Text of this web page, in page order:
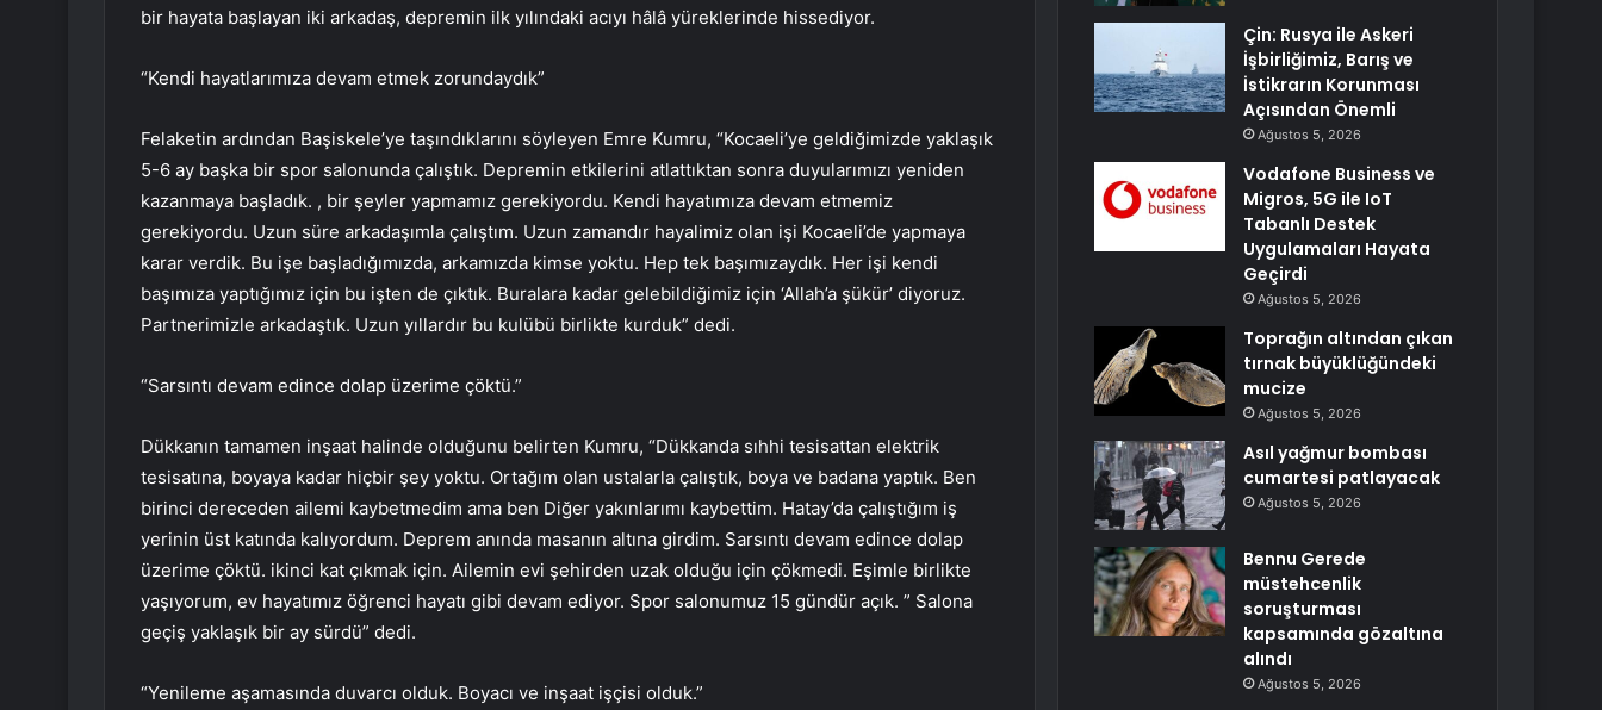
bir hayata başlayan iki arkadaş, depremin ilk yılındaki acıyı hâlâ yüreklerinde hissediyor.
“Kendi hayatlarımıza devam etmek zorundaydık”
Felaketin ardından Başiskele’ye taşındıklarını söyleyen Emre Kumru, “Kocaeli’ye geldiğimizde yaklaşık
5-6 ay başka bir spor salonunda çalıştık. Depremin etkilerini atlattıktan sonra duyularımızı yeniden
kazanmaya başladık. , bir şeyler yapmamız gerekiyordu. Kendi hayatımıza devam etmemiz
gerekiyordu. Uzun süre arkadaşımla çalıştım. Uzun zamandır hayalimiz olan işi Kocaeli’de yapmaya
karar verdik. Bu işe başladığımızda, arkamızda kimse yoktu. Hep tek başımızaydık. Her işi kendi
başımıza yaptığımız için bu işten de çıktık. Buralara kadar gelebildiğimiz için ‘Allah’a şükür’ diyoruz.
Partnerimizle arkadaştık. Uzun yıllardır bu kulübü birlikte kurduk” dedi.
“Sarsıntı devam edince dolap üzerime çöktü.”
Dükkanın tamamen inşaat halinde olduğunu belirten Kumru, “Dükkanda sıhhi tesisattan elektrik
tesisatına, boyaya kadar hiçbir şey yoktu. Ortağım olan ustalarla çalıştık, boya ve badana yaptık. Ben
birinci dereceden ailemi kaybetmedim ama ben Diğer yakınlarımı kaybettim. Hatay’da çalıştığım iş
yerinin üst katında kalıyordum. Deprem anında masanın altına girdim. Sarsıntı devam edince dolap
üzerime çöktü. ikinci kat çıkmak için. Ailemin evi şehirden uzak olduğu için çökmedi. Eşimle birlikte
yaşıyorum, ev hayatımız öğrenci hayatı gibi devam ediyor. Spor salonumuz 15 gündür açık. ” Salona
geçiş yaklaşık bir ay sürdü” dedi.
“Yenileme aşamasında duvarcı olduk. Boyacı ve inşaat işçisi olduk.”
Çin: Rusya ile Askeri
İşbirliğimiz, Barış ve
İstikrarın Korunması
Açısından Önemli
Ağustos 5, 2026
Vodafone Business ve
Migros, 5G ile IoT
Tabanlı Destek
Uygulamaları Hayata
Geçirdi
Ağustos 5, 2026
Toprağın altından çıkan
tırnak büyüklüğündeki
mucize
Ağustos 5, 2026
Asıl yağmur bombası
cumartesi patlayacak
Ağustos 5, 2026
Bennu Gerede
müstehcenlik
soruşturması
kapsamında gözaltına
alındı
Ağustos 5, 2026